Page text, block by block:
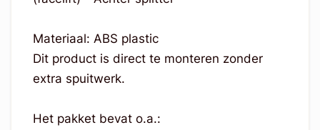
Materiaal: ABS plastic
Dit product is direct te monteren zonder
extra spuitwerk.
Het pakket bevat o.a.: